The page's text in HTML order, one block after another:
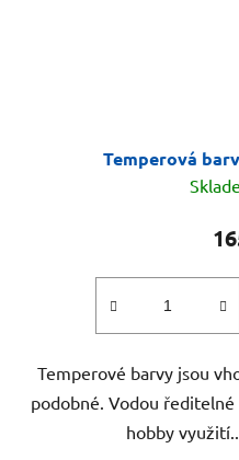
Temperová
Temperové barvy jsou
podobné. Vodou ředitelné
hobby